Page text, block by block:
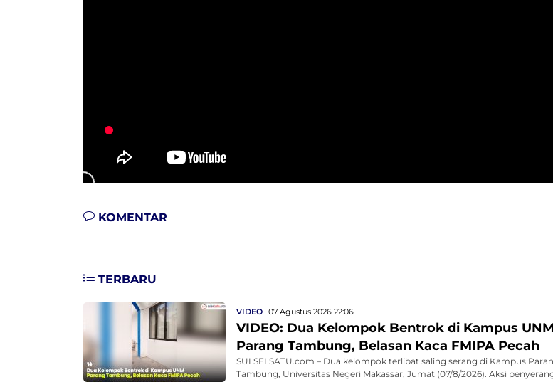
KOMENTAR
TERBARU
VIDEO 07 Agustus 2026 22:06
VIDEO: Dua Kelompok Bentrok di Kampus UNM
Parang Tambung, Belasan Kaca FMIPA Pecah
SULSELSATU.com – Dua kelompok terlibat saling serang di Kampus
Tambung, Universitas Negeri Makassar, Jumat (07/8/2026). Aksi